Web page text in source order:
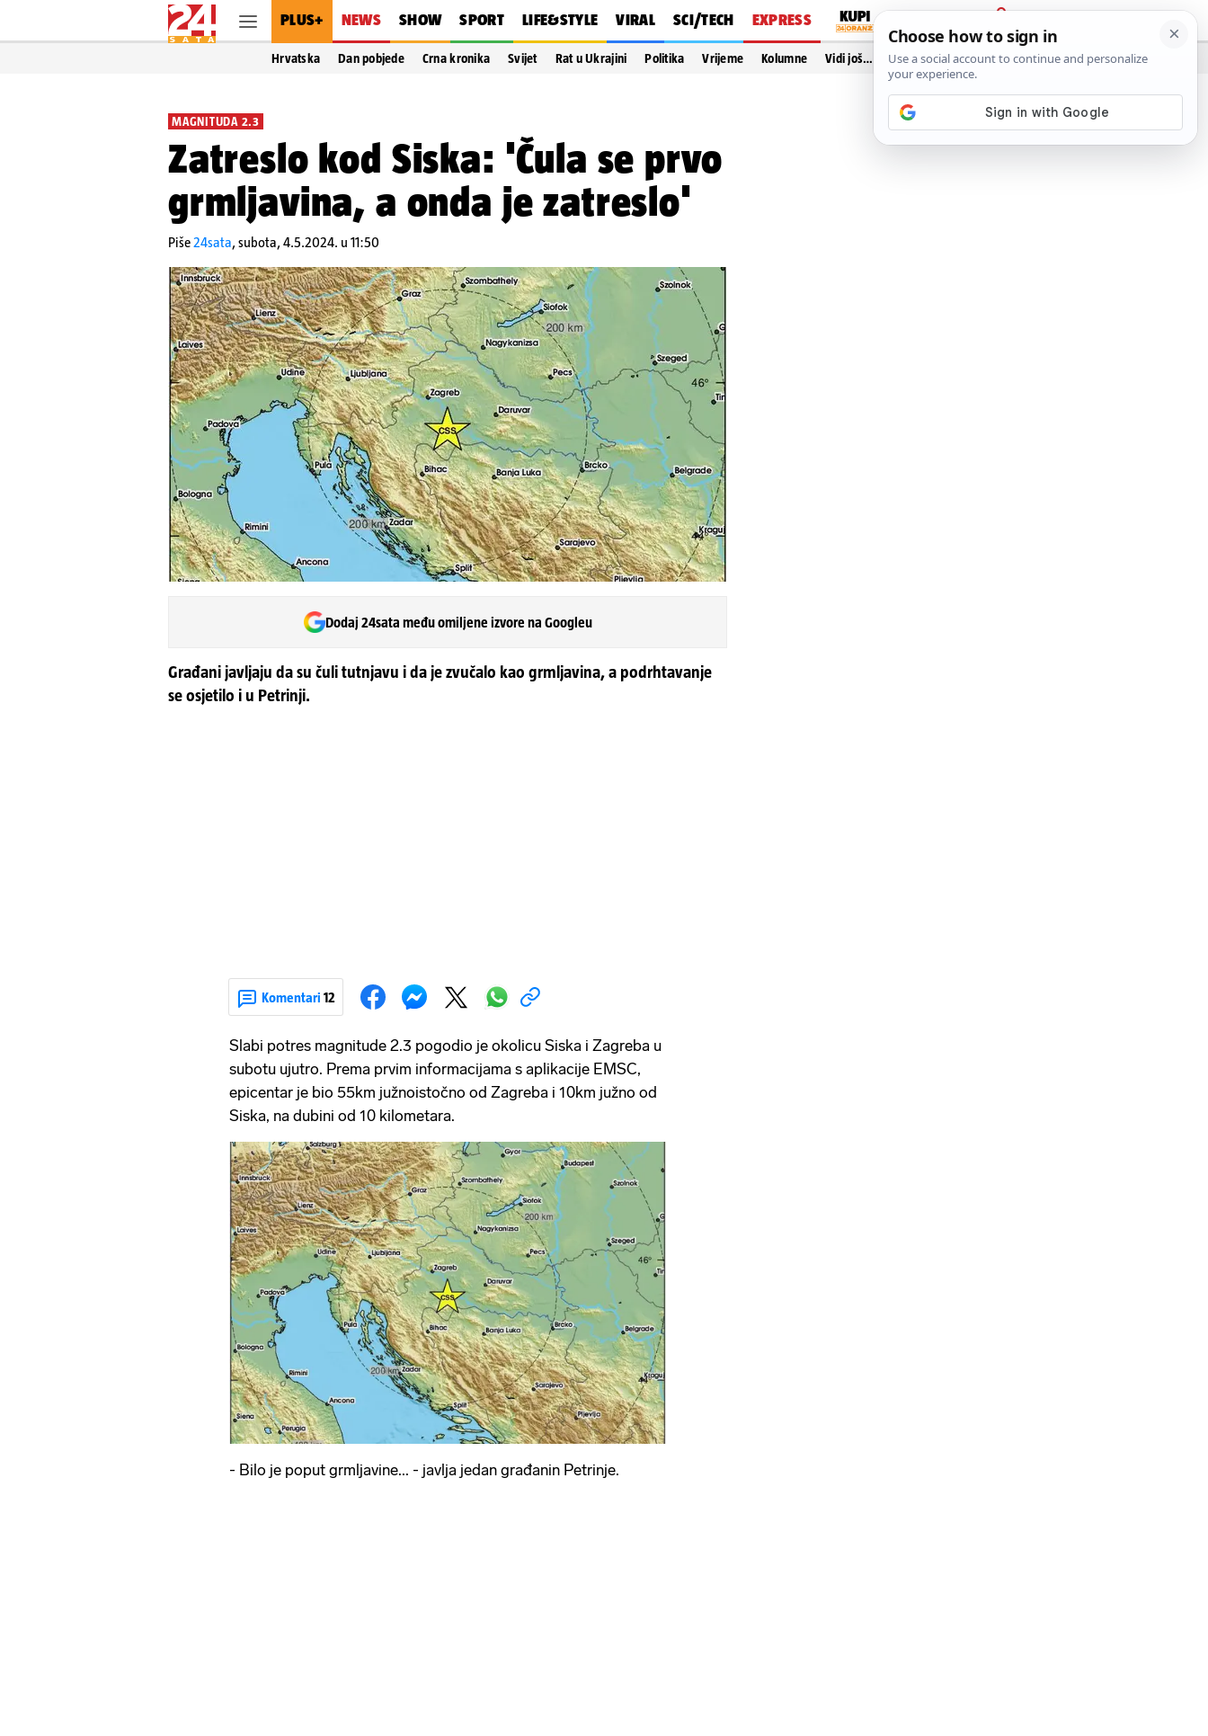
PLUS+ NEWS SHOW SPORT LIFE&STYLE VIRAL SCI/TECH EXPRESS
PRIJAVA
Hrvatska Dan pobjede Crna kronika Svijet Rat u Ukrajini Politika Vrijeme Kolumne Vidi još…
MAGNITUDA 2.3
Zatreslo kod Siska: 'Čula se prvo
grmljavina, a onda je zatreslo'
Piše24sata,subota, 4.5.2024. u 11:50
Dodaj 24sata među omiljene izvore na Googleu
Građani javljaju da su čuli tutnjavu i da je zvučalo kao grmljavina, a podrhtavanje
se osjetilo i u Petrinji.
Komentari 12
Slabi potres magnitude 2.3 pogodio je okolicu Siska i Zagreba u
subotu ujutro. Prema prvim informacijama s aplikacije EMSC,
epicentar je bio 55km južnoistočno od Zagreba i 10km južno od
Siska, na dubini od 10 kilometara.
- Bilo je poput grmljavine... - javlja jedan građanin Petrinje.